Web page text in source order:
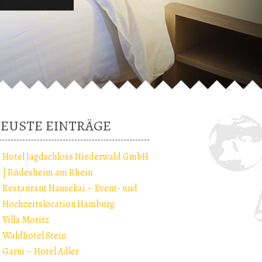
EINTRÄGE
Hotel Jagdschloss Niederwald GmbH
| Rüdesheim am Rhein
Restaurant Hansekai – Event- und
Hochzeitslocation Hamburg
Villa Moritz
Waldhotel Stein
Garni – Hotel Adler